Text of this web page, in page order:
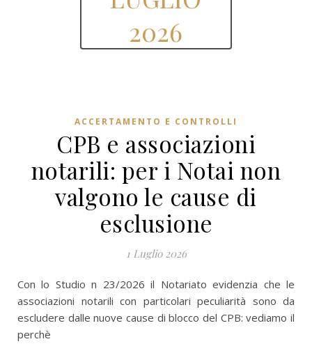
2026
ACCERTAMENTO E CONTROLLI
CPB e associazioni
notarili: per i Notai non
valgono le cause di
esclusione
1 Luglio 2026
Con lo Studio n 23/2026 il Notariato evidenzia che le
associazioni notarili con particolari peculiarità sono da
escludere dalle nuove cause di blocco del CPB: vediamo il
perchè